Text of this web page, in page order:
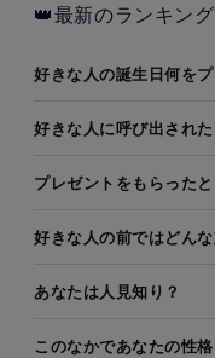
👑最新のランキン
好きな人の誕生日何を
好きな人に呼び出され
プレゼントをもらった
好きな人の前ではどん
あなたは人見知り？
このなかであなたの性